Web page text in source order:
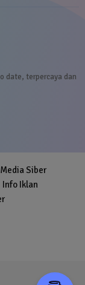
date, terpercaya dan
Siber
Info Iklan